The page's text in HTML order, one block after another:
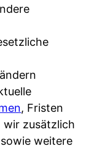
, Fristen
zusätzlich
weitere